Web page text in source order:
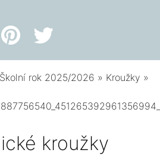
Školní rok 2025/2026 » Kroužky »
kroužky